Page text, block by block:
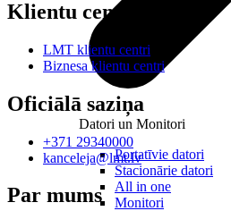
Datori un Monitori
Portatīvie datori
Stacionārie datori
All in one
Monitori
Klientu centri
LMT klientu centri
Biznesa klientu centri
Oficiālā saziņa
+371 29340000
kanceleja@lmt.lv
Par mums